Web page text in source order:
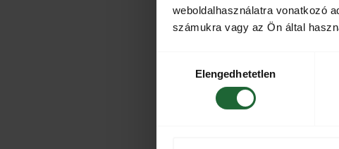
weboldalhasználatra vonatkozó
számukra vagy az Ön által
kiválasztásaElengedhetetlen